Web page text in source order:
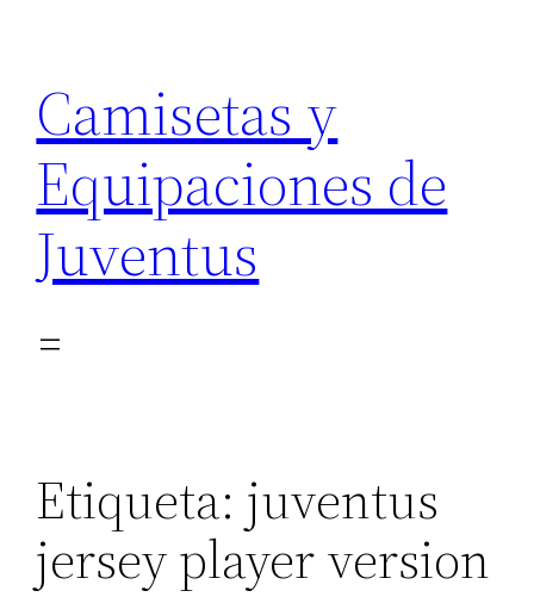
contenido
Camisetas y
Equipaciones de
Juventus
Etiqueta: juventus
jersey player version